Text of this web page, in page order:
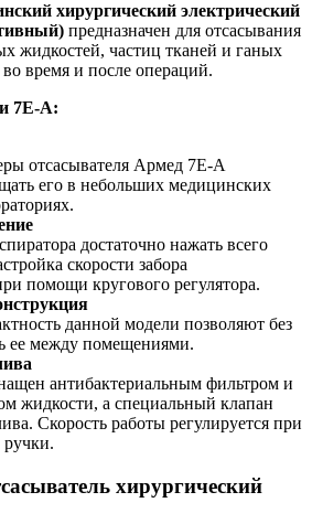
хирургический электрический
предназначен для отсасывания
жидкостей, частиц тканей и ганых
время и после операций.
7Е-A:
отсасывателя Армед 7Е-А
его в небольших медицинских
достаточно нажать всего
скорости забора
помощи кругового регулятора.
данной модели позволяют без
ее между помещениями.
антибактериальным фильтром и
жидкости, а специальный клапан
Скорость работы регулируется при
хирургический